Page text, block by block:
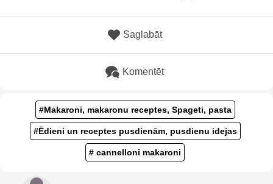
Saglabāt
Komentēt
#Makaroni, makaronu receptes, Spageti, pasta
#Ēdieni un receptes pusdienām, pusdienu idejas
# cannelloni makaroni